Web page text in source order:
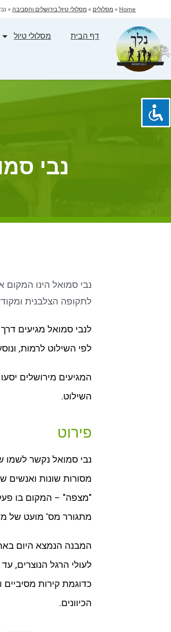
Home
»מסלולים »מסלולי טיול בירושלים והסביבה »
דף הבית מסלולי טיול
נבי
נבי סמואל הינו
לתקופה הצלבנית
לפי השילוט לרמות,
השילוט.
פירוט
נבי סמואל נקשר לשמו
מסורות שונות
"מצפה" – המקום בו
מתגורר מס' מועט של
לעולי הרגל הנוצרים,
כדוגמת קירות
הכיוונים.